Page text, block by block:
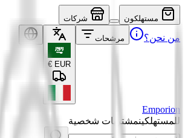
مستهلكون شركات
من نحن؟ مرشحات
EUR
€
Emporion
للمستهلكينمشتريات شخصية